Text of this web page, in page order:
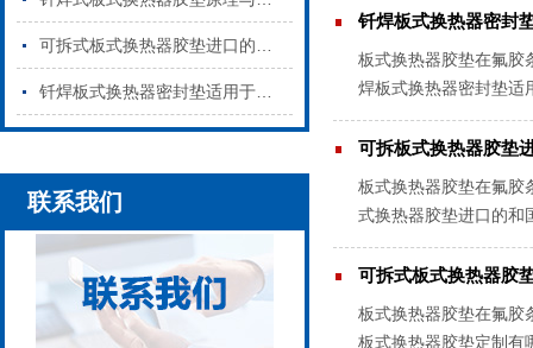
联系我们
钎焊板式换热器密封
板式换热器胶垫在氟胶
焊板式换热器密封垫适
不同介质和工艺对耐温
可拆板式换热器胶垫
板式换热器胶垫在氟胶
式换热器胶垫进口的和
同介质和工艺对耐温、
可拆式板式换热器胶
板式换热器胶垫在氟胶
板式换热器胶垫定制有